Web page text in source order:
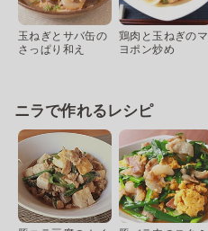
玉ねぎとサバ缶の
さっぱり和え
鶏肉と玉ねぎのマ
ヨポン炒め
ニラで作れるレシピ